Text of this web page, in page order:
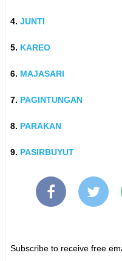
4. JUNTI
5. KAREO
6. MAJASARI
7. PAGINTUNGAN
8. PARAKAN
9. PASIRBUYUT
Subscribe to receive free